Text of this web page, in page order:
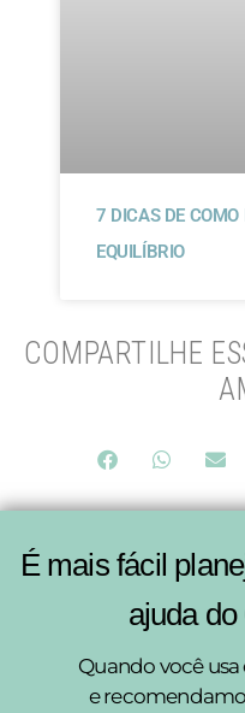
7 DICAS DE COMO
EQUILÍBRIO
COMPARTILHE
É mais fácil
ajuda
Quando você
e